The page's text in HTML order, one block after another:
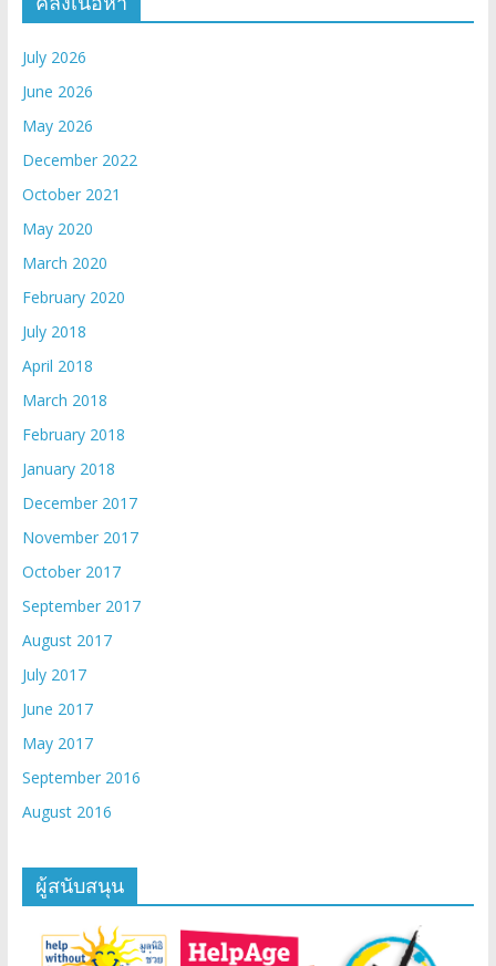
July 2026
June 2026
May 2026
December 2022
October 2021
May 2020
March 2020
February 2020
July 2018
April 2018
March 2018
February 2018
January 2018
December 2017
November 2017
October 2017
September 2017
August 2017
July 2017
June 2017
May 2017
September 2016
August 2016
ผู้สนับสนุน